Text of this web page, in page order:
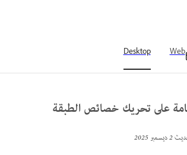
Web
Desktop
على تحريك خصائص الطبقة
2 ديسمبر 2025